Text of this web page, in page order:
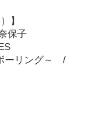
】
保子
ーリング～ /